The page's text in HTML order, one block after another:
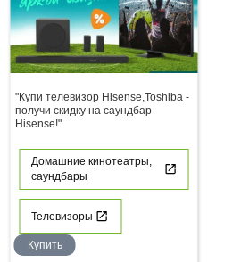
"Купи телевизор Hisense,Toshiba -
получи скидку на саундбар
Hisense!"
Домашние кинотеатры,
саундбары
Телевизоры
Купить